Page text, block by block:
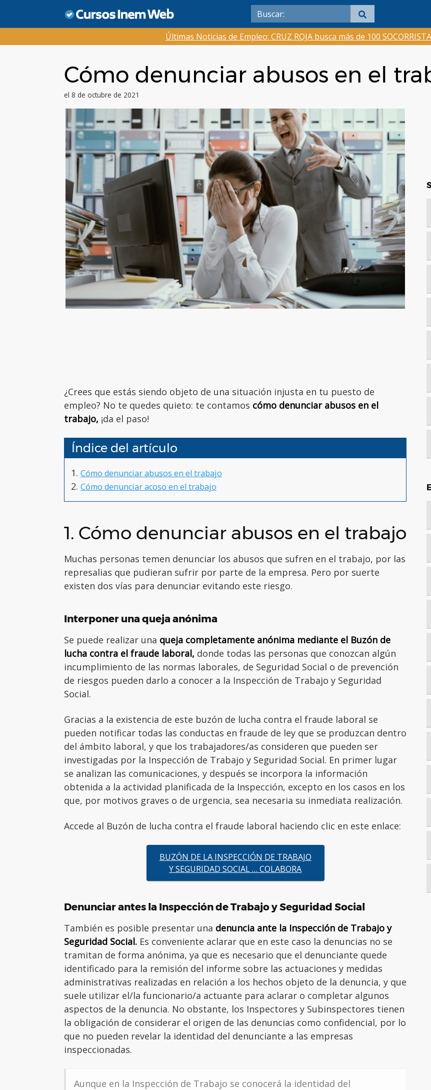
contenido
Últimas Noticias de Empleo: CRUZ ROJA busca más de 100
Cómo denunciar abusos en el
el 8 de octubre de 2021
¿Crees que estás siendo objeto de una situación injusta en tu puesto de
empleo? No te quedes quieto: te contamos cómo denunciar abusos en el
trabajo, ¡da el paso!
Índice del artículo
Cómo denunciar abusos en el trabajo
Cómo denunciar acoso en el trabajo
1. Cómo denunciar abusos en el trabajo
Muchas personas temen denunciar los abusos que sufren en el trabajo, por las
represalias que pudieran sufrir por parte de la empresa. Pero por suerte
existen dos vías para denunciar evitando este riesgo.
Interponer una queja anónima
Se puede realizar una queja completamente anónima mediante el Buzón de
lucha contra el fraude laboral, donde todas las personas que conozcan algún
incumplimiento de las normas laborales, de Seguridad Social o de prevención
de riesgos pueden darlo a conocer a la Inspección de Trabajo y Seguridad
Social.
Gracias a la existencia de este buzón de lucha contra el fraude laboral se
pueden notificar todas las conductas en fraude de ley que se produzcan dentro
del ámbito laboral, y que los trabajadores/as consideren que pueden ser
investigadas por la Inspección de Trabajo y Seguridad Social. En primer lugar
se analizan las comunicaciones, y después se incorpora la información
obtenida a la actividad planificada de la Inspección, excepto en los casos en los
que, por motivos graves o de urgencia, sea necesaria su inmediata realización.
Accede al Buzón de lucha contra el fraude laboral haciendo clic en este enlace:
BUZÓN DE LA INSPECCIÓN DE TRABAJO
Y SEGURIDAD SOCIAL … COLABORA
Denunciar antes la Inspección de Trabajo y Seguridad Social
También es posible presentar una denuncia ante la Inspección de Trabajo y
Seguridad Social. Es conveniente aclarar que en este caso la denuncias no se
tramitan de forma anónima, ya que es necesario que el denunciante quede
identificado para la remisión del informe sobre las actuaciones y medidas
administrativas realizadas en relación a los hechos objeto de la denuncia, y que
suele utilizar el/la funcionario/a actuante para aclarar o completar algunos
aspectos de la denuncia. No obstante, los Inspectores y Subinspectores tienen
la obligación de considerar el origen de las denuncias como confidencial, por lo
que no pueden revelar la identidad del denunciante a las empresas
inspeccionadas.
Aunque en la Inspección de Trabajo se conocerá la identidad del